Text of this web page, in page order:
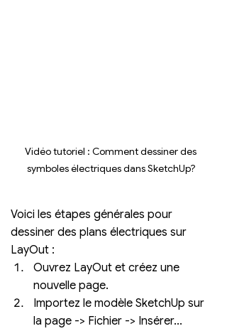
Vidéo tutoriel : Comment dessiner des
symboles électriques dans SketchUp?
Voici les étapes générales pour
dessiner des plans électriques sur
LayOut :
Ouvrez LayOut et créez une
nouvelle page.
Importez le modèle SketchUp sur
la page -> Fichier -> Insérer...